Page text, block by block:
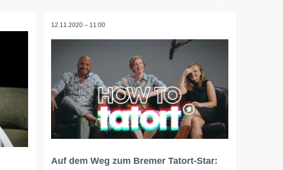
12.11.2020 – 11:00
Auf dem Weg zum Bremer Tatort-Star: